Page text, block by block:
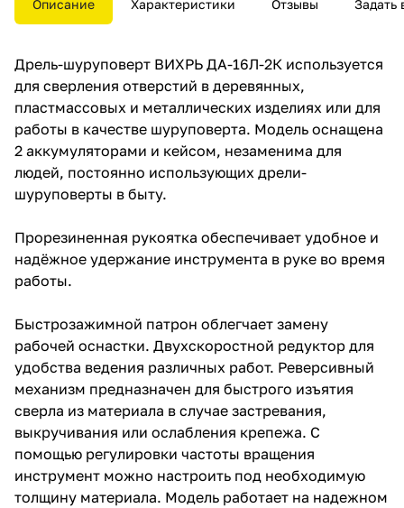
постоянно использующих
Прорезиненная рукоятка
надёжное удержание
инструмента в руке во время
работы.
Быстрозажимной патрон
облегчает замену рабочей
оснастки. Двухскоростной
механизм предназначен для
быстрого изъятия сверла из
материала в случае
застревания, выкручивания или
помощью регулировки частоты
вращения инструмент можно
настроить под необходимую
толщину материала. Модель
работает на надежном
Описание Характеристики Отзывы Задать
Дрель-шуруповерт ВИХРЬ ДА-16Л-2К используется
для сверления отверстий в деревянных,
пластмассовых и металлических изделиях или для
работы в качестве шуруповерта. Модель оснащена
2 аккумуляторами и кейсом, незаменима для
людей, постоянно использующих дрели-
шуруповерты в быту.
Прорезиненная рукоятка обеспечивает удобное и
надёжное удержание инструмента в руке во время
работы.
Быстрозажимной патрон облегчает замену
рабочей оснастки. Двухскоростной редуктор для
удобства ведения различных работ. Реверсивный
механизм предназначен для быстрого изъятия
сверла из материала в случае застревания,
выкручивания или ослабления крепежа. С
помощью регулировки частоты вращения
инструмент можно настроить под необходимую
толщину материала. Модель работает на надежном